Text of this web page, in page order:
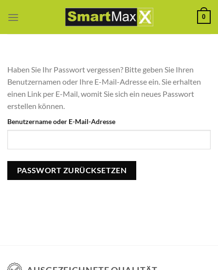
Inhalt
0
Haben Sie Ihr Passwort vergessen? Bitte geben Sie Ihren
Benutzernamen oder Ihre E-Mail-Adresse ein. Sie erhalten
einen Link per E-Mail, womit Sie sich ein neues Passwort
erstellen können.
Benutzername oder E-Mail-Adresse
PASSWORT ZURÜCKSETZEN